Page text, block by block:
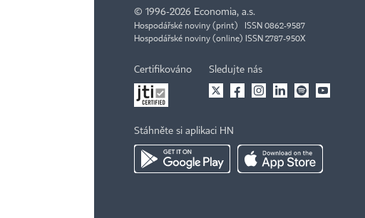
© 1996-2026 Economia, a.s.
Hospodářské noviny (print) ISSN 0862-9587
Hospodářské noviny (online) ISSN 2787-950X
Certifikováno Sledujte nás
Stáhněte si aplikaci HN